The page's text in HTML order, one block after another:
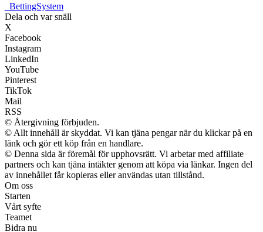
BettingSystem
Dela och var snäll
X
Facebook
Instagram
LinkedIn
YouTube
Pinterest
TikTok
Mail
RSS
© Återgivning förbjuden.
© Allt innehåll är skyddat. Vi kan tjäna pengar när du klickar på en
länk och gör ett köp från en handlare.
© Denna sida är föremål för upphovsrätt. Vi arbetar med affiliate
partners och kan tjäna intäkter genom att köpa via länkar. Ingen del
av innehållet får kopieras eller användas utan tillstånd.
Om oss
Starten
Vårt syfte
Teamet
Bidra nu